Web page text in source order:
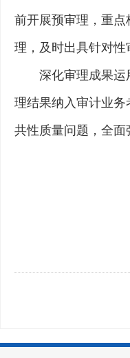
前开展预审理，重
理，及时出具针对
深化审理成果
理结果纳入审计业
共性质量问题，全